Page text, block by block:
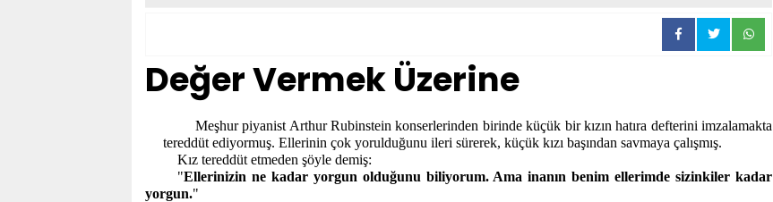
Değer Vermek Üzerine
Meşhur piyanist Arthur Rubinstein konserlerinden birinde küçük bir kızın hatıra defterini imzalamakta
tereddüt ediyormuş. Ellerinin çok yorulduğunu ileri sürerek, küçük kızı başından savmaya çalışmış.
Kız tereddüt etmeden şöyle demiş:
"Ellerinizin ne kadar yorgun olduğunu biliyorum. Ama inanın benim ellerimde sizinkiler kadar
yorgun."